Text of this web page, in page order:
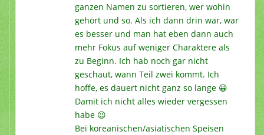
ganzen Namen zu sortieren, wer wohin
gehört und so. Als ich dann drin war, war
es besser und man hat eben dann auch
mehr Fokus auf weniger Charaktere als
zu Beginn. Ich hab noch gar nicht
geschaut, wann Teil zwei kommt. Ich
hoffe, es dauert nicht ganz so lange 😀
Damit ich nicht alles wieder vergessen
habe 😉
Bei koreanischen/asiatischen Speisen